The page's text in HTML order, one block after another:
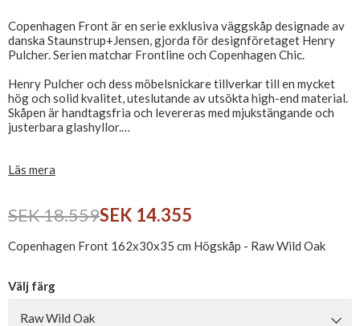
Copenhagen Front är en serie exklusiva väggskåp designade av
danska Staunstrup+Jensen, gjorda för designföretaget Henry
Pulcher. Serien matchar Frontline och Copenhagen Chic.
Henry Pulcher och dess möbelsnickare tillverkar till en mycket
hög och solid kvalitet, uteslutande av utsökta high-end material.
Skåpen är handtagsfria och levereras med mjukstängande och
justerbara glashyllor.
stort trästycke med inriktad träfibrering.
genom att byta sammansättning av dörrarna
Så långt det är möjligt lagerför Bad & Stil Copenhagen Front i
alla storlekar, vänligen kontakta oss för mer information.
Se alla våra väggskåp här
Läs mera
SEK 18.559SEK 14.355
Copenhagen Front 162x30x35 cm Högskåp - Raw Wild Oak
Välj färg
Raw Wild Oak